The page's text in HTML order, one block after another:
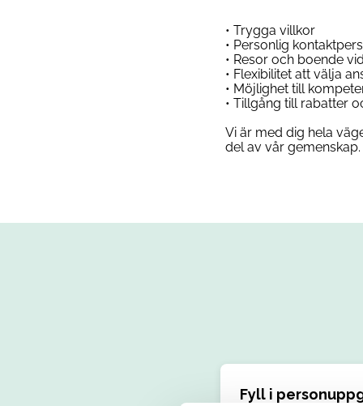
• Trygga villkor
• Personlig
• Resor och boende
• Flexibilitet att välja
• Möjlighet till
• Tillgång till rabatter
Vi är med dig hela
del av vår
Fyll i